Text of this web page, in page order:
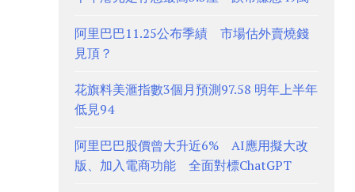
阿里巴巴11.25公布季績 市場估外賣燒錢
見頂？
花旗料美滙指數3個月預測97.58 明年上半年
低見94
阿里巴巴股價曾大升近6% AI應用擬大改
版、加入電商功能 全面對標ChatGPT